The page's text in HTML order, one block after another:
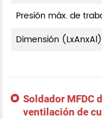
Presión máx. de
Dimensión (LxAnxAl)
Soldador MFDC
ventilación de